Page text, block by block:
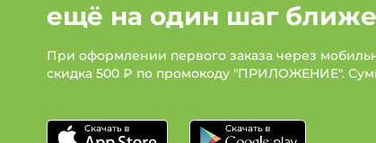
ещё на один шаг
При оформлении первого заказа через
скидка 500 ₽ по промокоду "ПРИЛОЖЕНИЕ".